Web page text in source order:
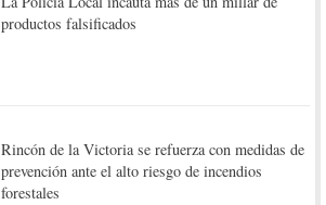
productos falsificados
Rincón de la Victoria se refuerza con medidas de
prevención ante el alto riesgo de incendios
forestales